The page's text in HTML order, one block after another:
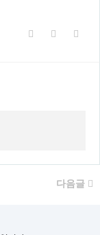
다음글